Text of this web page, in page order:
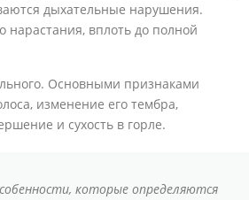
дыхательные нарушения.
нарастания, вплоть до полной
Основными признаками
изменение его тембра,
и сухость в горле.
которые определяются